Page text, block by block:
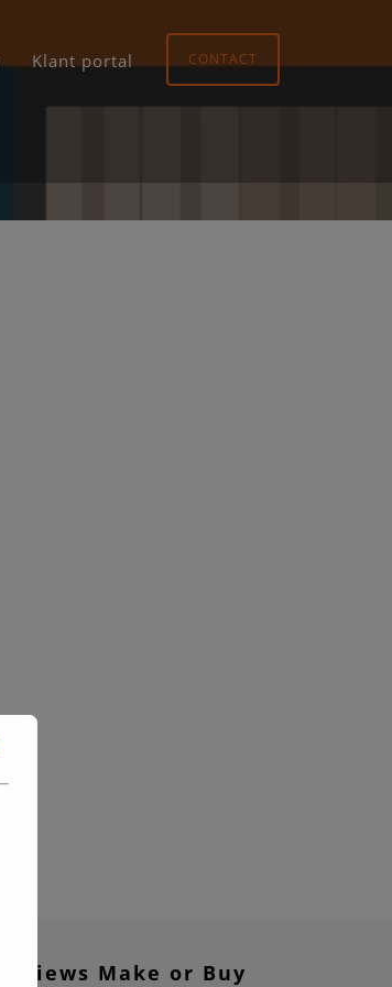
Klant portal CONTACT
Reviews Make or Buy